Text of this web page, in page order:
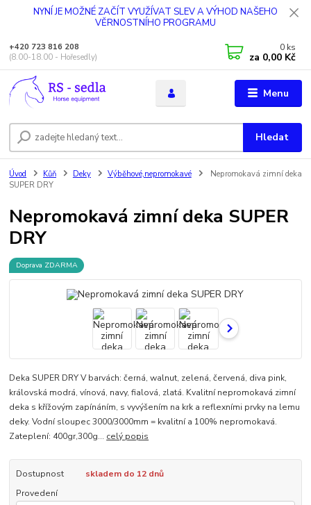
NYNÍ JE MOŽNÉ ZAČÍT VYUŽÍVAT SLEV A VÝHOD NAŠEHO
VĚRNOSTNÍHO PROGRAMU
Menu
Hledat
+420 723 816 208
(8.00-18.00 - Hořesedly)
0 ks
za 0,00 Kč
Úvod Kůň Deky Výběhové,nepromokavé
Nepromokavá zimní deka
SUPER DRY
Nepromokavá zimní deka SUPER
DRY
Doprava ZDARMA
Deka SUPER DRY V barvách: černá, walnut, zelená, červená, diva pink,
královská modrá, vínová, navy, fialová, zlatá. Kvalitní nepromokavá zimní
deka s křížovým zapínáním, s vyvýšením na krk a reflexními prvky na lemu
deky. Vodní sloupec 3000/3000mm = kvalitní a 100% nepromokavá.
Zateplení: 400gr,300g... celý popis
Dostupnost
skladem do 12 dnů
Provedení